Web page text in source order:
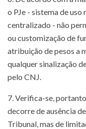
o PJe - sistema de
centralizado - não
ou customização de
atribuição de pesos a
qualquer sinalização
pelo CNJ.
7. Verifica-se,
decorre de ausência
Tribunal, mas de